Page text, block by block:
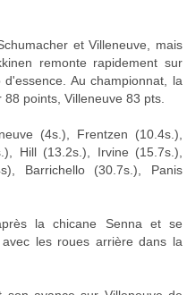
et Villeneuve, mais
remonte rapidement sur
Au championnat, la
points, Villeneuve 83 pts.
(4s.), Frentzen (10.4s.),
Hill (13.2s.), Irvine (15.7s.),
Barrichello (30.7s.), Panis
la chicane Senna et se
les roues arrière dans la